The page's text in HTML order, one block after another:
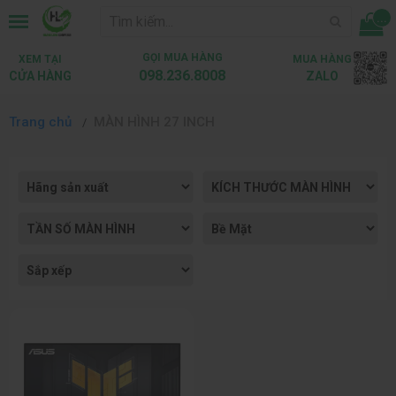
...
XEM TẠI
CỬA HÀNG
GỌI MUA HÀNG
098.236.8008
MUA HÀNG
ZALO
Trang chủ